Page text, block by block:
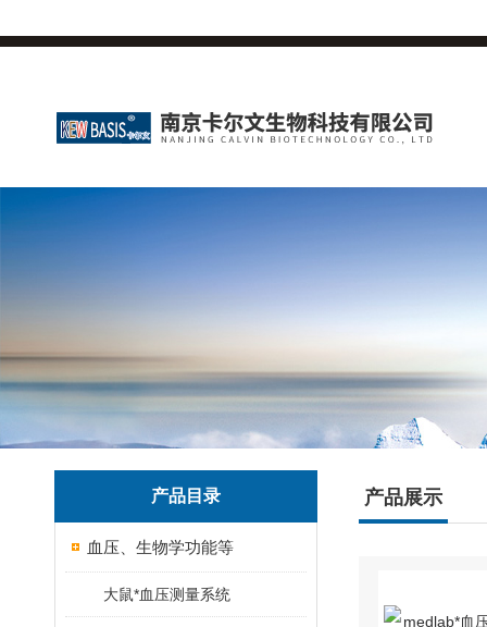
产品目录
血压、生物学功能等
大鼠*血压测量系统
产品展示